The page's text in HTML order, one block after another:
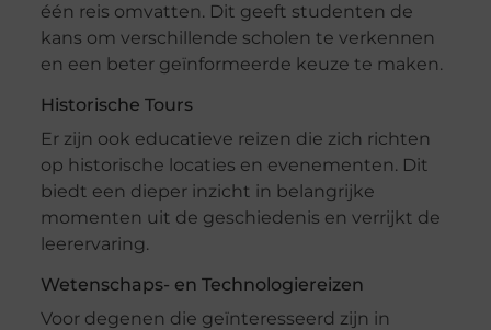
één reis omvatten. Dit geeft studenten de
kans om verschillende scholen te verkennen
en een beter geïnformeerde keuze te maken.
Historische Tours
Er zijn ook educatieve reizen die zich richten
op historische locaties en evenementen. Dit
biedt een dieper inzicht in belangrijke
momenten uit de geschiedenis en verrijkt de
leerervaring.
Wetenschaps- en Technologiereizen
Voor degenen die geïnteresseerd zijn in